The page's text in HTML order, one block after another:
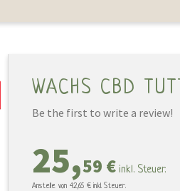
WACHS CBD
Be the first to write a review!
25,59 € inkl. Steuer.
Anstelle von 42,65 € inkl. Steuer.